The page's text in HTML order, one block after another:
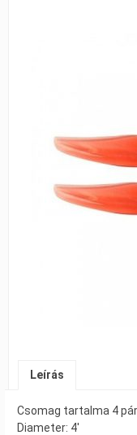
Leírás
Csomag tartalma 4
Diameter: 4′